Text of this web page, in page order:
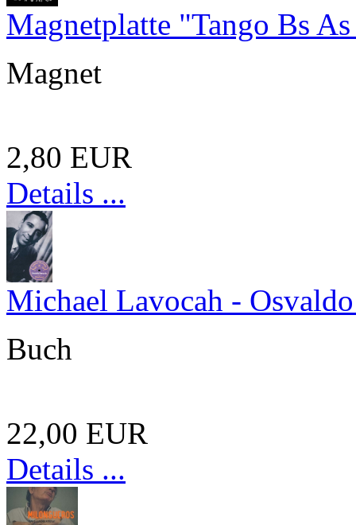
Magnetplatte "Tango Bs
Magnet
2,80 EUR
Details ...
Michael Lavocah -
Buch
22,00 EUR
Details ...